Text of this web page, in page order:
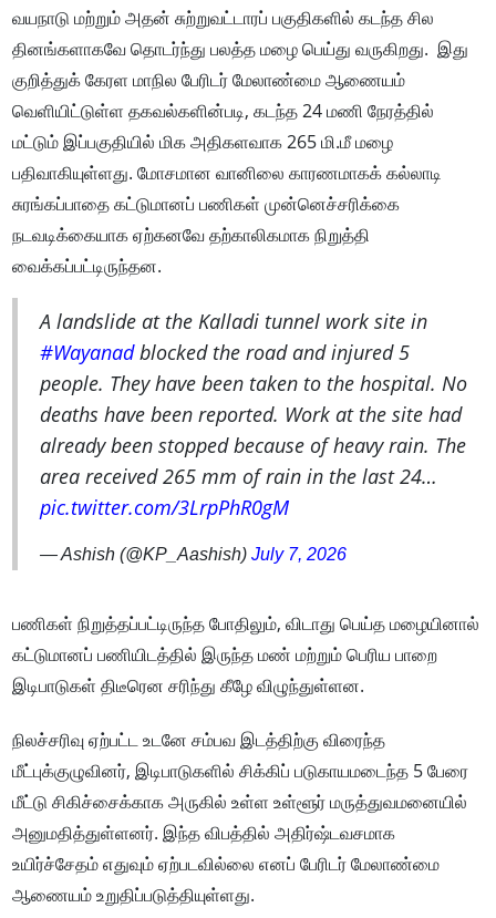
வயநாடு மற்றும் அதன் சுற்றுவட்டாரப் பகுதிகளில் கடந்த சில
தினங்களாகவே தொடர்ந்து பலத்த மழை பெய்து வருகிறது. இது
குறித்துக் கேரள மாநில பேரிடர் மேலாண்மை ஆணையம்
வெளியிட்டுள்ள தகவல்களின்படி, கடந்த 24 மணி நேரத்தில்
மட்டும் இப்பகுதியில் மிக அதிகளவாக 265 மி.மீ மழை
பதிவாகியுள்ளது. மோசமான வானிலை காரணமாகக் கல்லாடி
சுரங்கப்பாதை கட்டுமானப் பணிகள் முன்னெச்சரிக்கை
நடவடிக்கையாக ஏற்கனவே தற்காலிகமாக நிறுத்தி
வைக்கப்பட்டிருந்தன.
A landslide at the Kalladi tunnel work site in
#Wayanadblocked the road and injured 5
people. They have been taken to the hospital. No
deaths have been reported. Work at the site had
already been stopped because of heavy rain. The
area received 265 mm of rain in the last 24…
pic.twitter.com/3LrpPhR0gM
— Ashish (@KP_Aashish)July 7, 2026
பணிகள் நிறுத்தப்பட்டிருந்த போதிலும், விடாது பெய்த மழையினால்
கட்டுமானப் பணியிடத்தில் இருந்த மண் மற்றும் பெரிய பாறை
இடிபாடுகள் திடீரென சரிந்து கீழே விழுந்துள்ளன.
நிலச்சரிவு ஏற்பட்ட உடனே சம்பவ இடத்திற்கு விரைந்த
மீட்புக்குழுவினர், இடிபாடுகளில் சிக்கிப் படுகாயமடைந்த 5 பேரை
மீட்டு சிகிச்சைக்காக அருகில் உள்ள உள்ளூர் மருத்துவமனையில்
அனுமதித்துள்ளனர். இந்த விபத்தில் அதிர்ஷ்டவசமாக
உயிர்ச்சேதம் எதுவும் ஏற்படவில்லை எனப் பேரிடர் மேலாண்மை
ஆணையம் உறுதிப்படுத்தியுள்ளது.